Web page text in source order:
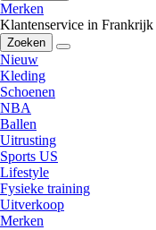
Merken
Klantenservice in Frankrijk
Zoeken
Nieuw
Kleding
Schoenen
NBA
Ballen
Uitrusting
Sports US
Lifestyle
Fysieke training
Uitverkoop
Merken